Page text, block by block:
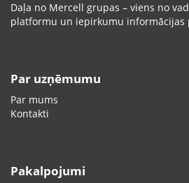
Daļa no Mercell grupas – viens no
platformu un iepirkumu informācijas
Par uzņēmumu
Par mums
Kontakti
Pakalpojumi